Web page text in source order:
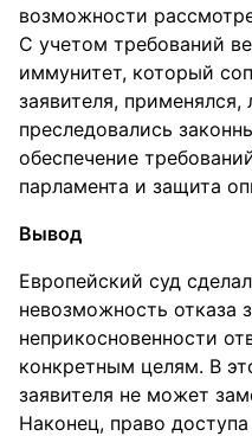
возможности
С учетом требований
иммунитет, который
заявителя,
преследовались
обеспечение
парламента и защита
Вывод
Европейский суд
невозможность отказа
неприкосновенности
конкретным целям. В
заявителя не может
Наконец, право